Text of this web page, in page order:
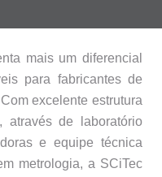
mais um diferencial
para fabricantes de
excelente estrutura
através de laboratório
e equipe técnica
metrologia, a SCiTec